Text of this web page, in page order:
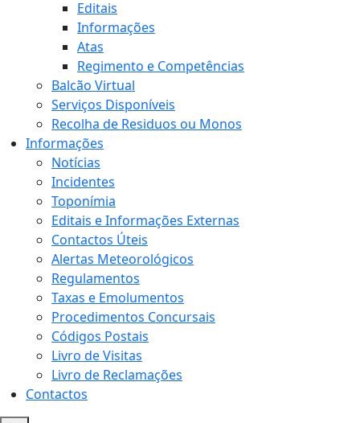
Editais
Informações
Atas
Regimento e Competências
Balcão Virtual
Serviços Disponíveis
Recolha de Residuos ou Monos
Informações
Notícias
Incidentes
Toponímia
Editais e Informações Externas
Contactos Úteis
Alertas Meteorológicos
Regulamentos
Taxas e Emolumentos
Procedimentos Concursais
Códigos Postais
Livro de Visitas
Livro de Reclamações
Contactos